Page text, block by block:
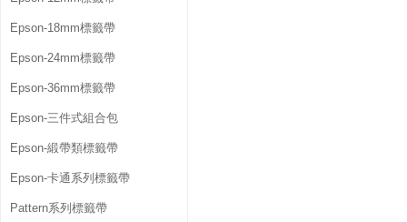
Epson-18mm標籤帶
Epson-24mm標籤帶
Epson-36mm標籤帶
Epson-三件式組合包
Epson-緞帶類標籤帶
Epson-卡通系列標籤帶
Pattern系列標籤帶